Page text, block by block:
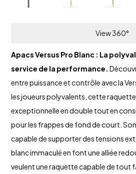
View 360°
Apacs Versus Pro Blanc : La
service de la performance.
entre puissance et contrôle avec la
les joueurs polyvalents, cette
exceptionnelle en double tout en
pour les frappes de fond de court.
capable de supporter des tensions
blanc immaculé en font une alliée
veulent une raquette capable de tout